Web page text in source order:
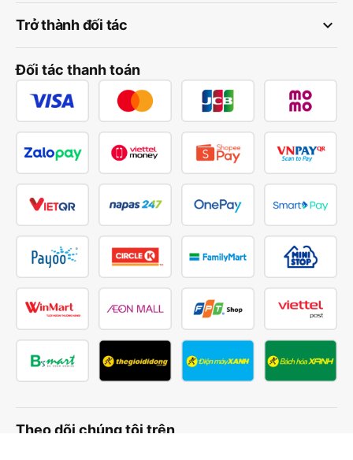
keyboard_arrow_down
Trở thành đối tác
Đối tác thanh toán
Theo dõi chúng tôi trên